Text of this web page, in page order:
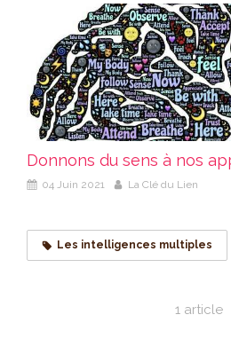
Donnons du sens à nos
04 Juin 2021 La Clé du Lien
Les intelligences multiples
1 article